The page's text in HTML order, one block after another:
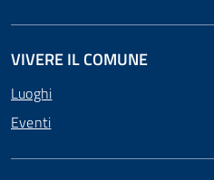
VIVERE IL COMUNE
Luoghi
Eventi